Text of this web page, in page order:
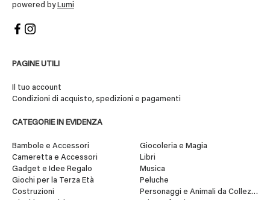
powered by Lumi
PAGINE UTILI
Il tuo account
Condizioni di acquisto, spedizioni e pagamenti
CATEGORIE IN EVIDENZA
Bambole e Accessori
Cameretta e Accessori
Gadget e Idee Regalo
Giochi per la Terza Età
Costruzioni
Giocoleria e Magia
Libri
Musica
Peluche
Personaggi e Animali da Collezione